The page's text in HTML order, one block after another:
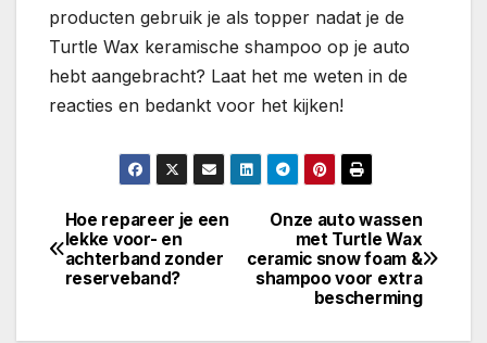
producten gebruik je als topper nadat je de
Turtle Wax keramische shampoo op je auto
hebt aangebracht? Laat het me weten in de
reacties en bedankt voor het kijken!
Bericht
navigatie
Onze auto wassen
met Turtle Wax
ceramic snow foam &
shampoo voor extra
bescherming
Hoe repareer je een
lekke voor- en
achterband zonder
reserveband?